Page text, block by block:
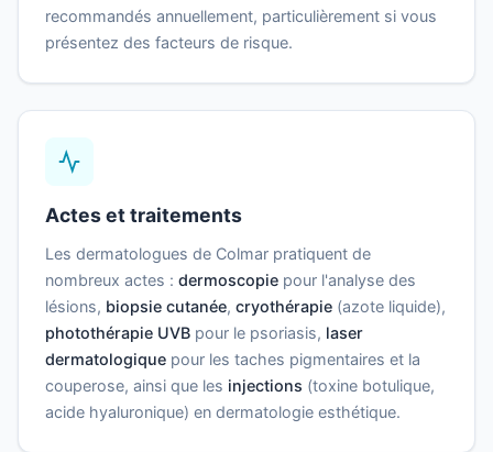
recommandés annuellement, particulièrement si vous
présentez des facteurs de risque.
Actes et traitements
Les dermatologues de Colmar pratiquent de
nombreux actes : dermoscopie pour l'analyse des
lésions, biopsie cutanée, cryothérapie (azote liquide),
photothérapie UVB pour le psoriasis, laser
dermatologique pour les taches pigmentaires et la
couperose, ainsi que les injections (toxine botulique,
acide hyaluronique) en dermatologie esthétique.